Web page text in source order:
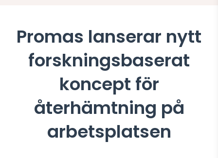
Promas lanserar nytt
forskningsbaserat
koncept för
återhämtning på
arbetsplatsen